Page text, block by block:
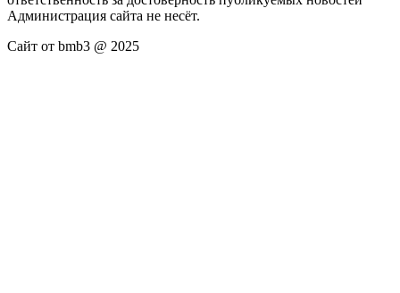
Администрация сайта не несёт.
Сайт от bmb3 @ 2025